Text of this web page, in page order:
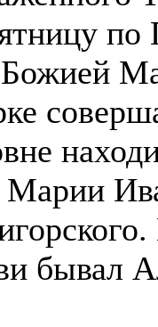
Марии
бывал